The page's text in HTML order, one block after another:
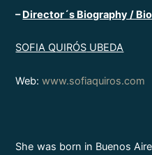
–Director´s Biography /
SOFIA QUIRÓS UBEDA
Web:www.sofiaquiros.com
She was born in Buenos